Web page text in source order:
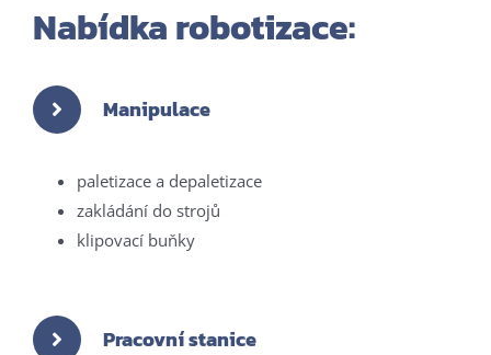
Nabídka robotizace:
Manipulace
paletizace a depaletizace
zakládání do strojů
klipovací buňky
Pracovní stanice